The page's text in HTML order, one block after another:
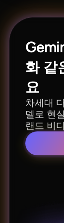
하도록 합니
화 같
요
차세대
델로 현
랜드 비